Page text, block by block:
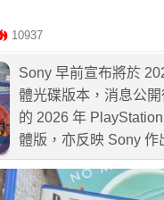
10937
Sony 早前宣布將於
體光碟版本，消息公
的 2026 年
體版，亦反映 Sony 作